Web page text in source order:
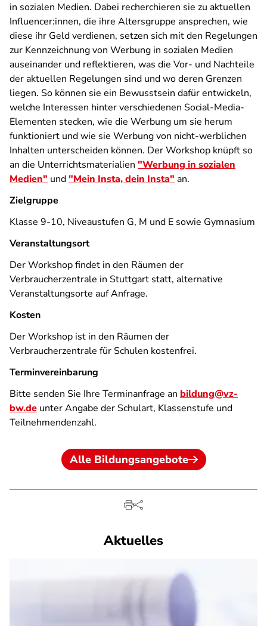
in sozialen Medien. Dabei recherchieren sie zu aktuellen
Influencer:innen, die ihre Altersgruppe ansprechen, wie
diese ihr Geld verdienen, setzen sich mit den Regelungen
zur Kennzeichnung von Werbung in sozialen Medien
auseinander und reflektieren, was die Vor- und Nachteile
der aktuellen Regelungen sind und wo deren Grenzen
liegen. So können sie ein Bewusstsein dafür entwickeln,
welche Interessen hinter verschiedenen Social-Media-
Elementen stecken, wie die Werbung um sie herum
funktioniert und wie sie Werbung von nicht-werblichen
Inhalten unterscheiden können. Der Workshop knüpft so
an die Unterrichtsmaterialien "Werbung in sozialen
Medien" und"Mein Insta, dein Insta" an.
Zielgruppe
Klasse 9-10, Niveaustufen G, M und E sowie Gymnasium
Veranstaltungsort
Der Workshop findet in den Räumen der
Verbraucherzentrale in Stuttgart statt, alternative
Veranstaltungsorte auf Anfrage.
Kosten
Der Workshop ist in den Räumen der
Verbraucherzentrale für Schulen kostenfrei.
Terminvereinbarung
Bitte senden Sie Ihre Terminanfrage an bildung@vz-
bw.de unter Angabe der Schulart, Klassenstufe und
Teilnehmendenzahl.
Alle Bildungsangebote
Aktuelles